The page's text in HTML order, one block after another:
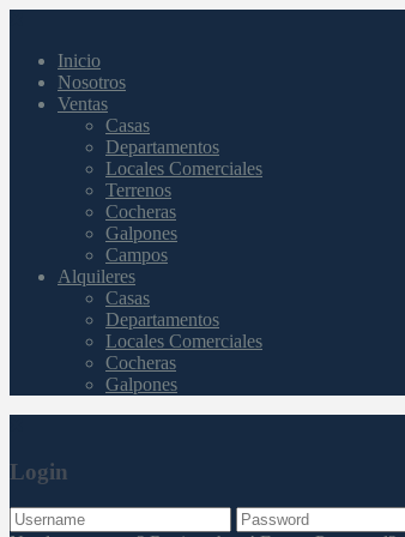
Inicio
Nosotros
Ventas
Casas
Departamentos
Locales Comerciales
Terrenos
Cocheras
Galpones
Campos
Alquileres
Casas
Departamentos
Locales Comerciales
Cocheras
Galpones
Login